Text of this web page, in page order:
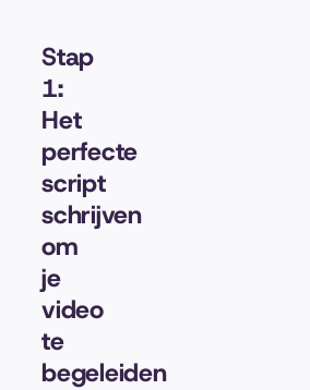
Stap
1:
Het
perfecte
script
schrijven
om
je
video
te
begeleiden